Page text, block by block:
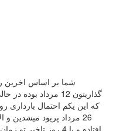
که این یکم احتمال بارداری
افتاده و با 4 روز